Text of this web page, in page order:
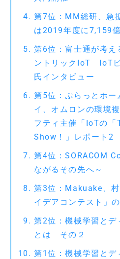
第7位：MM総研、急
は2019年度に7,159
第6位：富士通が考え
ントリックIoT IoT
氏インタビュー
第5位：ぷらっとホー
イ、オムロンの環境
フティ主催「IoTの「
Show！」レポート2
第4位：SORACOM
ながるその先へ～
第3位：Makuake、
イデアコンテスト」
第2位：機械学習とデ
とは その２
第1位：機械学習とデ